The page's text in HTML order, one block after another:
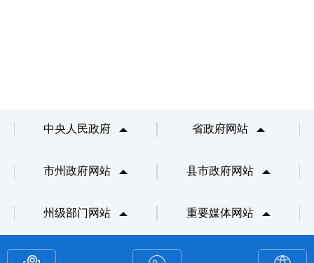
中央人民政府 省政府网站
市州政府网站 县市政府网站
州级部门网站 重要媒体网站